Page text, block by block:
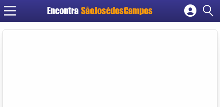
Encontra SãoJosédosCampos
Cadastrar empresa